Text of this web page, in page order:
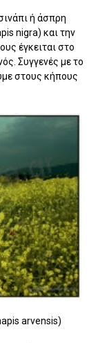
ή άσπρη
nigra) και την
έγκειται στο
Συγγενές με το
στους κήπους
arvensis)